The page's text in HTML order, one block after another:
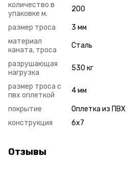
количество в
упаковке м.
200
размер троса
3 мм
материал
каната, троса
Сталь
разрушающая
нагрузка
530 кг
размер троса с
пвх оплеткой
4 мм
покрытие
Оплетка из ПВХ
конструкция
6x7
Отзывы